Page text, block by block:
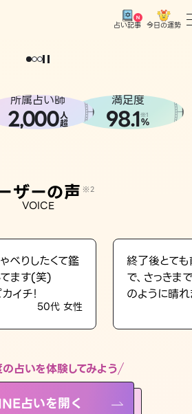
占い記事 今日の運勢
遷移します
どうせなら
。
所属占い師
2,000人
超
満足度
98.1※1
%
ザーの声 ※2
VOICE
べりしたくて鑑
ます(笑)
イチ！
50代 女性
終了後とて
で、さっき
のように晴れ
占いを体験してみよう
占いを開く